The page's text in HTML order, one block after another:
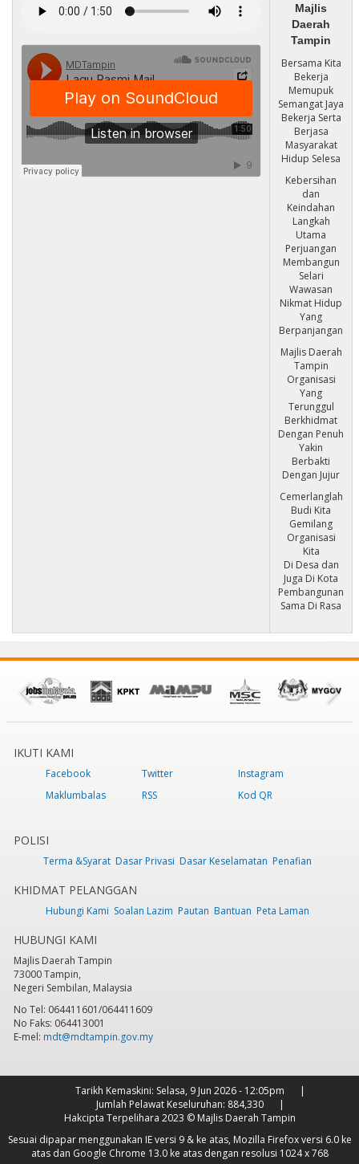
Majlis
Daerah
Tampin
Bersama Kita
Bekerja
Memupuk
Semangat Jaya
Bekerja Serta
Berjasa
Masyarakat
Hidup Selesa
Kebersihan
dan
Keindahan
Langkah
Utama
Perjuangan
Membangun
Selari
Wawasan
Nikmat Hidup
Yang
Berpanjangan
Majlis Daerah
Tampin
Organisasi
Yang
Terunggul
Berkhidmat
Dengan Penuh
Yakin
Berbakti
Dengan Jujur
Cemerlanglah
Budi Kita
Gemilang
Organisasi
Kita
Di Desa dan
Juga Di Kota
Pembangunan
Sama Di Rasa
IKUTI KAMI
Facebook Twitter
Instagram
Maklumbalas
RSS Kod QR
POLISI
Terma &Syarat Dasar Privasi Dasar Keselamatan Penafian
KHIDMAT PELANGGAN
Hubungi Kami Soalan Lazim Pautan Bantuan Peta Laman
HUBUNGI KAMI
Majlis Daerah Tampin
73000 Tampin,
Negeri Sembilan, Malaysia
No Tel: 064411601/064411609
No Faks: 064413001
E-mel: mdt@mdtampin.gov.my
Tarikh Kemaskini: Selasa, 9 Jun 2026 - 12:05pm
Jumlah Pelawat Keseluruhan: 884,330
Hakcipta Terpelihara 2023 © Majlis Daerah Tampin
Sesuai dipapar menggunakan IE versi 9 & ke atas, Mozilla Firefox versi 6.0 ke
atas dan Google Chrome 13.0 ke atas dengan resolusi 1024 x 768